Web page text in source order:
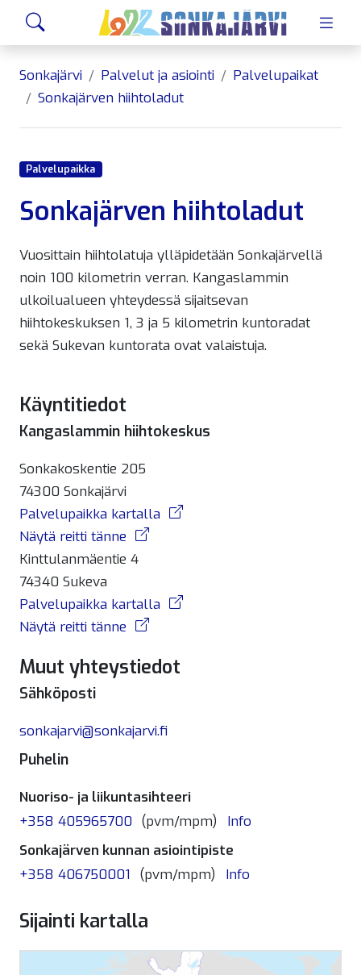
Siirry sivusisältöön
Sonkajärvi Palvelut ja asiointi
Palvelupaikat
Sonkajärven hiihtoladut
Palvelupaikka
Sonkajärven hiihtoladut
Vuosittain hiihtolatuja ylläpidetään Sonkajärvellä
noin 100 kilometrin verran. Kangaslammin
ulkoilualueen yhteydessä sijaitsevan
hiihtokeskuksen 1, 3 ja 5 kilometrin kuntoradat
sekä Sukevan kuntorata ovat valaistuja.
Käyntitiedot
Kangaslammin hiihtokeskus
Sonkakoskentie 205
74300 Sonkajärvi
Palvelupaikka kartalla
Näytä reitti tänne
Kinttulanmäentie 4
74340 Sukeva
Palvelupaikka kartalla
Näytä reitti tänne
Muut yhteystiedot
Sähköposti
sonkajarvi@sonkajarvi.fi
Puhelin
Nuoriso- ja liikuntasihteeri
+358 405965700 (pvm/mpm)
Info
Sonkajärven kunnan asiointipiste
+358 406750001
(pvm/mpm) Info
Sijainti kartalla